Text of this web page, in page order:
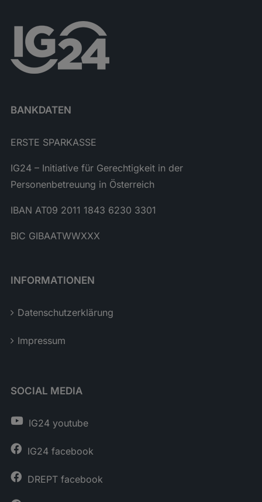
BANKDATEN
ERSTE SPARKASSE
IG24 – Initiative für Gerechtigkeit in der
Personenbetreuung in Österreich
IBAN AT09 2011 1843 6230 3301
BIC GIBAATWWXXX
INFORMATIONEN
Datenschutzerklärung
Impressum
SOCIAL MEDIA
IG24 youtube
IG24 facebook
DREPT facebook